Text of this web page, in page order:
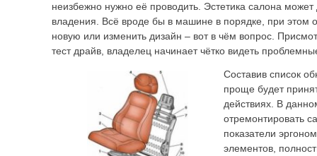
неизбежно нужно её проводить. Эстетика салона
владения. Всё вроде бы в машине в порядке, при этом
новую или изменить дизайн – вот в чём вопрос.
тест драйв, владелец начинает чётко видеть
Составив список
проще будет
действиях. В
отремонтировать
показатели
элементов,